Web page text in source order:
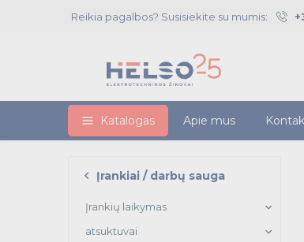
Reikia pagalbos? Susisiekite su mumis:
Katalogas Apie mus
Įrankiai / darbų sauga
Įrankių laikymas
atsuktuvai